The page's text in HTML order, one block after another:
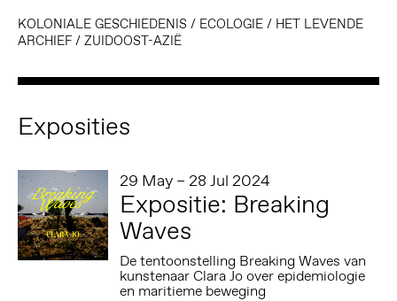
KOLONIALE GESCHIEDENIS / ECOLOGIE/ HET LEVENDE
ARCHIEF/ ZUIDOOST-AZIË
Exposities
29 May – 28 Jul 2024
Expositie: Breaking
Waves
De tentoonstelling Breaking Waves van
kunstenaar Clara Jo over epidemiologie
en maritieme beweging